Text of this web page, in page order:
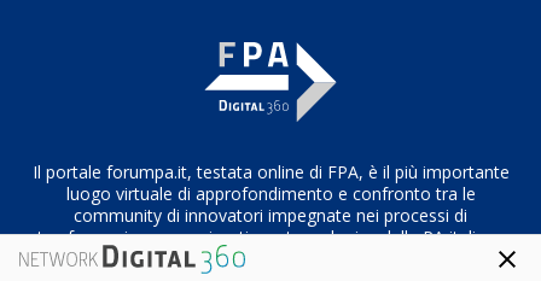
Il portale forumpa.it, testata online di FPA, è il più importante
luogo virtuale di approfondimento e confronto tra le
community di innovatori impegnate nei processi di
trasformazione organizzativa e tecnologica della PA italiana